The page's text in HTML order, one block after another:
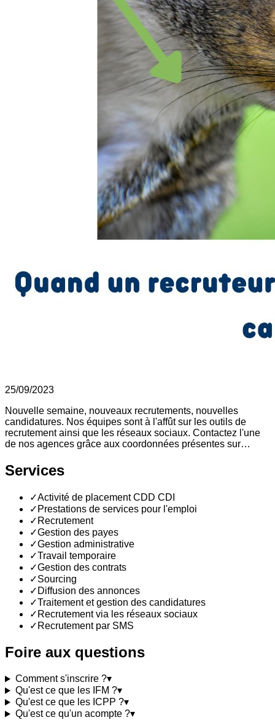
25/09/2023
Nouvelle semaine, nouveaux recrutements, nouvelles
candidatures. Nos équipes sont à l'affût sur les outils de
recrutement ainsi que les réseaux sociaux. Contactez l'une
de nos agences grâce aux coordonnées présentes sur…
Services
✓Activité de placement CDD CDI
✓ Prestations de services pour l'emploi
✓ Recrutement
✓Gestion des payes
✓Gestion administrative
✓Travail temporaire
✓Gestion des contrats
✓Sourcing
✓ Diffusion des annonces
✓Traitement et gestion des candidatures
✓ Recrutement via les réseaux sociaux
✓ Recrutement par SMS
Foire aux questions
Comment s'inscrire ?▾
Qu'est ce que les IFM ?▾
Qu'est ce que les ICPP ?▾
Qu'est ce qu'un acompte ?▾